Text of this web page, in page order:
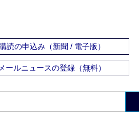
購読の申込み（新聞 / 電子版）
メールニュースの登録（無料）